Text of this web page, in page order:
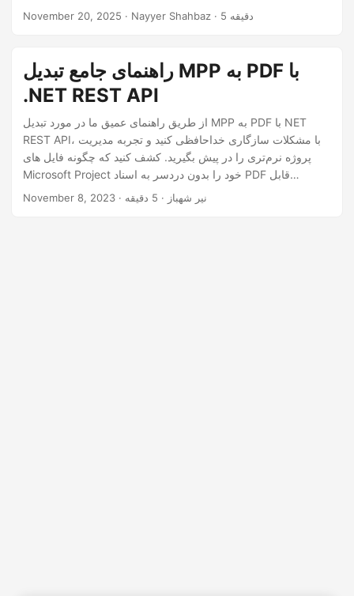
November 20, 2025 · Nayyer Shahbaz · 5 دقیقه
راهنمای جامع تبدیل MPP به PDF با
.NET REST API
از طریق راهنمای عمیق ما در مورد تبدیل MPP به PDF با NET
REST API، با مشکلات سازگاری خداحافظی کنید و تجربه مدیریت
پروژه نرم‌تری را در پیش بگیرید. کشف کنید که چگونه فایل های
Microsoft Project خود را بدون دردسر به اسناد PDF قابل
November 8, 2023 · نیر شهباز · 5 دقیقه